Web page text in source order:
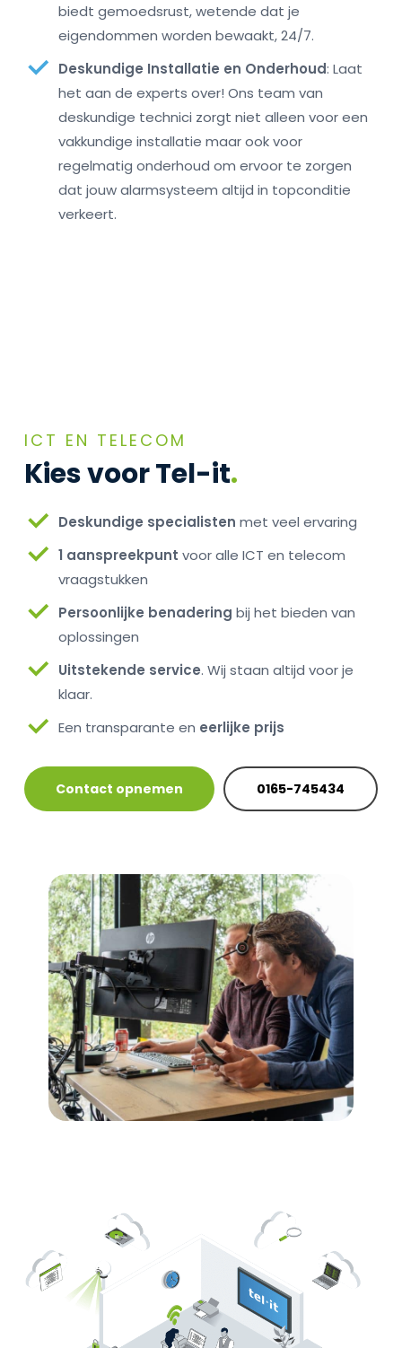
biedt gemoedsrust, wetende dat je
eigendommen worden bewaakt, 24/7.
Deskundige Installatie en Onderhoud: Laat
het aan de experts over! Ons team van
deskundige technici zorgt niet alleen voor een
vakkundige installatie maar ook voor
regelmatig onderhoud om ervoor te zorgen
dat jouw alarmsysteem altijd in topconditie
verkeert.
ICT EN TELECOM
Kies voor Tel-it.
Deskundige specialisten met veel ervaring
1 aanspreekpunt voor alle ICT en telecom
vraagstukken
Persoonlijke benadering bij het bieden van
oplossingen
Uitstekende service. Wij staan altijd voor je
klaar.
Een transparante en eerlijke prijs
Contact opnemen 0165-745434